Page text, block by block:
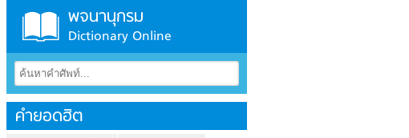
พจนานุกรม
Dictionary Online
คำยอดฮิต